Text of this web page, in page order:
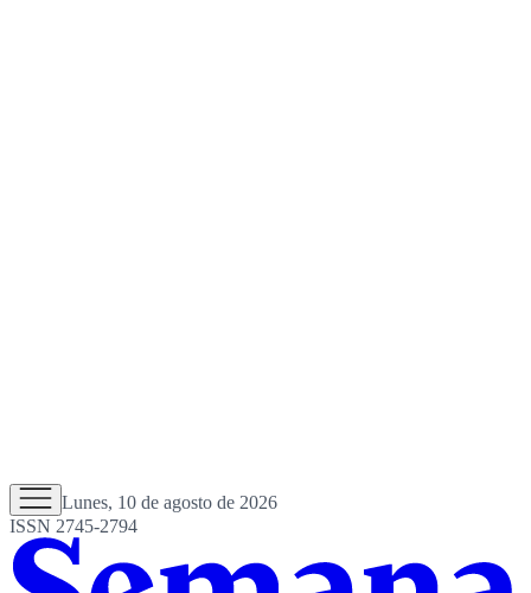
Lunes, 10 de agosto de 2026
ISSN 2745-2794